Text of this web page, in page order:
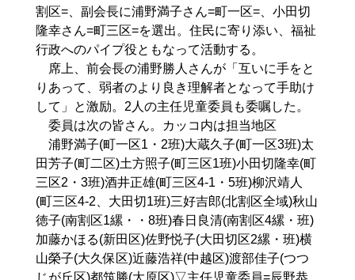
割区=、副会長に浦野満子さん=町一区=、小田切
隆幸さん=町三区=を選出。住民に寄り添い、福祉
行政へのパイプ役ともなって活動する。
席上、前会長の浦野勝人さんが「互いに手をと
りあって、弱者のより良き理解者となって手助け
して」と激励。2人の主任児童委員も委嘱した。
委員は次の皆さん。カッコ内は担当地区
浦野満子(町一区1・2班)大蔵久子(町一区3班)太
田芳子(町二区)土方照子(町三区1班)小田切隆幸(町
三区2・3班)酒井正雄(町三区4‐1・5班)柳沢靖人
(町三区4‐2、大田切1班)三好吉郎(北割区全域)秋山
徳子(南割区1縲・・8班)春日良清(南割区4縲・班)
加藤かほる(新田区)佐野悦子(大田切区2縲・班)横
山榮子(大久保区)近藤浩祥(中越区)渡部佳子(つつ
じが丘区)都筑勝(大原区)▽主任児童委員=辰野恭